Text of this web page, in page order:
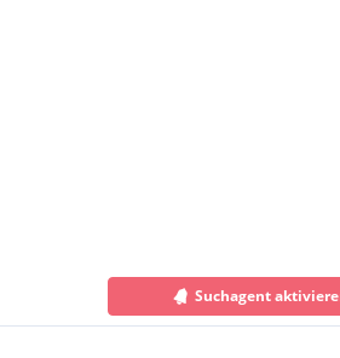
Suchagent